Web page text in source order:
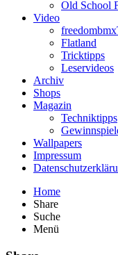
Old School
Video
Flatland
Tricktipps
Leservideos
Archiv
Shops
Magazin
Techniktipps
Wallpapers
Impressum
Home
Share
Suche
Menü